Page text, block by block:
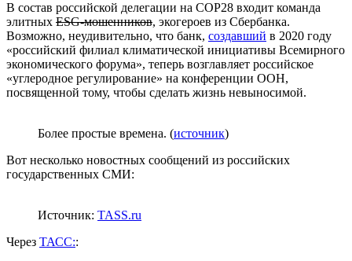
В состав российской делегации на COP28 входит команда
элитных ESG-мошенников, экогероев из Сбербанка.
Возможно, неудивительно, что банк, создавший в 2020 году
«российский филиал климатической инициативы Всемирного
экономического форума», теперь возглавляет российское
«углеродное регулирование» на конференции ООН,
посвященной тому, чтобы сделать жизнь невыносимой.
Более простые времена. (источник)
Вот несколько новостных сообщений из российских
государственных СМИ:
Источник: TASS.ru
Через ТАСС::